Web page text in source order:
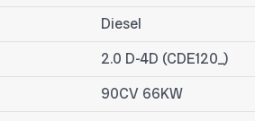
Diesel
2.0 D-4D (CDE120_)
90CV 66KW